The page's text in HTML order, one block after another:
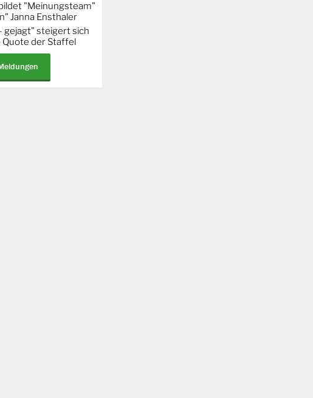
"Meinungsteam"
Janna Ensthaler
gejagt" steigert sich
der Staffel